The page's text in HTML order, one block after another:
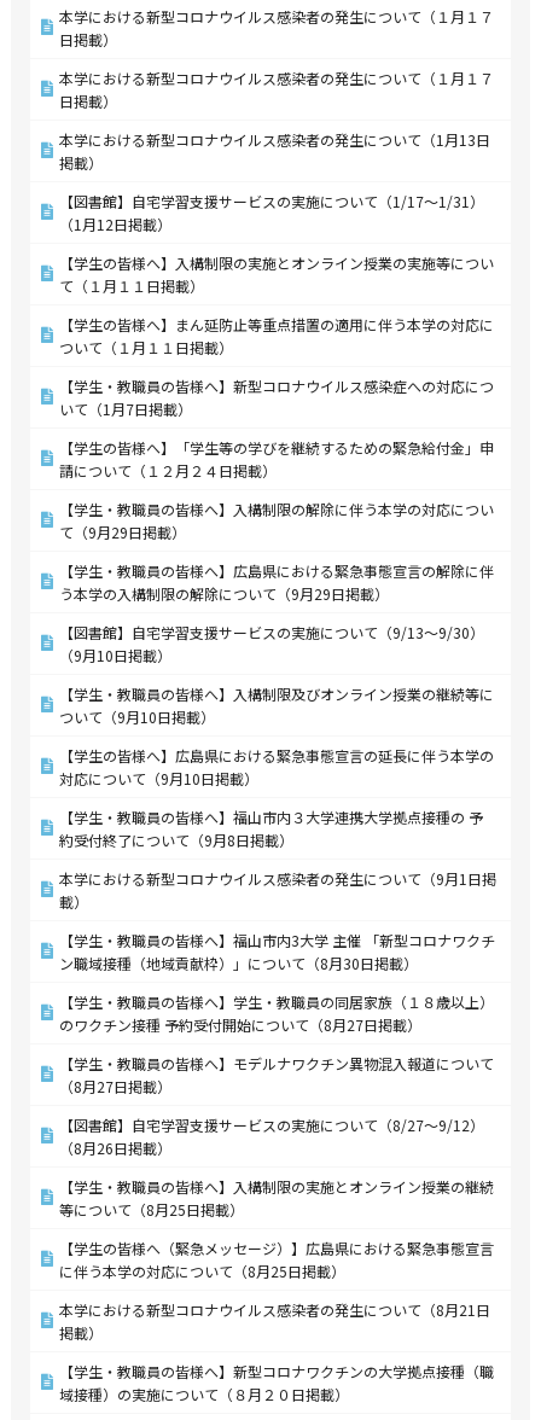
本学における新型コロナウイルス感染者の発生について（１月１７
日掲載）
本学における新型コロナウイルス感染者の発生について（１月１７
日掲載）
本学における新型コロナウイルス感染者の発生について（1月13日
掲載）
【図書館】自宅学習支援サービスの実施について（1/17～1/31）
（1月12日掲載）
【学生の皆様へ】入構制限の実施とオンライン授業の実施等につい
て（１月１１日掲載）
【学生の皆様へ】まん延防止等重点措置の適用に伴う本学の対応に
ついて（１月１１日掲載）
【学生・教職員の皆様へ】新型コロナウイルス感染症への対応につ
いて（1月7日掲載）
【学生の皆様へ】「学生等の学びを継続するための緊急給付金」申
請について（１２月２４日掲載）
【学生・教職員の皆様へ】入構制限の解除に伴う本学の対応につい
て（9月29日掲載）
【学生・教職員の皆様へ】広島県における緊急事態宣言の解除に伴
う本学の入構制限の解除について（9月29日掲載）
【図書館】自宅学習支援サービスの実施について（9/13～9/30）
（9月10日掲載）
【学生・教職員の皆様へ】入構制限及びオンライン授業の継続等に
ついて（9月10日掲載）
【学生の皆様へ】広島県における緊急事態宣言の延長に伴う本学の
対応について（9月10日掲載）
【学生・教職員の皆様へ】福山市内３大学連携大学拠点接種の 予
約受付終了について（9月8日掲載）
本学における新型コロナウイルス感染者の発生について（9月1日掲
載）
【学生・教職員の皆様へ】福山市内3大学 主催 「新型コロナワクチ
ン職域接種（地域貢献枠）」について（8月30日掲載）
【学生・教職員の皆様へ】学生・教職員の同居家族（１８歳以上）
のワクチン接種 予約受付開始について（8月27日掲載）
【学生・教職員の皆様へ】モデルナワクチン異物混入報道について
（8月27日掲載）
【図書館】自宅学習支援サービスの実施について（8/27～9/12）
（8月26日掲載）
【学生・教職員の皆様へ】入構制限の実施とオンライン授業の継続
等について（8月25日掲載）
【学生の皆様へ（緊急メッセージ）】広島県における緊急事態宣言
に伴う本学の対応について（8月25日掲載）
本学における新型コロナウイルス感染者の発生について（8月21日
掲載）
【学生・教職員の皆様へ】新型コロナワクチンの大学拠点接種（職
域接種）の実施について（８月２０日掲載）